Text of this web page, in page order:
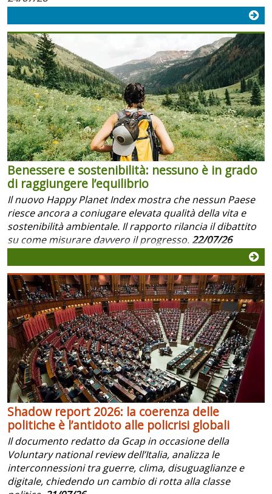
Benessere e sostenibilità: nessuno è in grado
di raggiungere l’equilibrio
Il nuovo Happy Planet Index mostra che nessun Paese
riesce ancora a coniugare elevata qualità della vita e
sostenibilità ambientale. Il rapporto rilancia il dibattito
su come misurare davvero il progresso.22/07/26
Shadow report 2026: la coerenza delle
politiche è l’antidoto alle policrisi globali
Il documento redatto da Gcap in occasione della
Voluntary national review dell’Italia, analizza le
interconnessioni tra guerre, clima, disuguaglianze e
digitale, chiedendo un cambio di rotta alla classe